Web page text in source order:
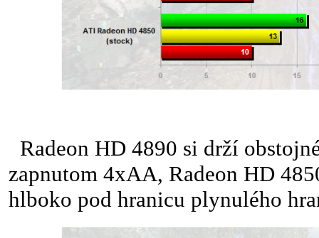
Radeon HD 4890 si drží
zapnutom 4xAA, Radeon HD
hlboko pod hranicu plynulého